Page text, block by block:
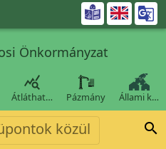

Önkormányzat

Átláthat… Pázmány Állami k…
közül 